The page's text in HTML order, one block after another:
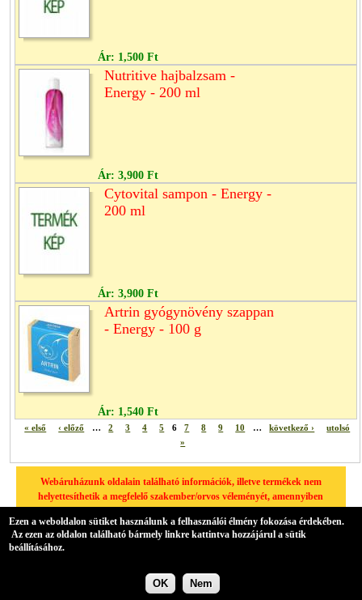
Ár: 1,500 Ft
Nutritive hajbalzsam -
Energy - 200 ml
Ár: 3,900 Ft
Cytovital sampon - Energy -
200 ml
Ár: 3,900 Ft
Artrin gyógynövény szappan
- Energy - 100 g
Ár: 1,540 Ft
« első ‹ előző … 2 3 4 5 6 7 8 9 10 … következő ›
utolsó
»
Webáruházunk oldalain található információk, illetve termékek nem
helyettesíthetik a megfelelő szakember/orvos véleményét, amennyiben
egészségügyi problémája van, kérjük minden esetben forduljon
háziorvosához.
A hátteret az Übercart biztosítja,
Ezen a weboldalon sütiket használunk a felhasználói élmény fokozása érdekében.
Az ezen az oldalon található bármely linkre kattintva hozzájárul a sütik
beállításához.
OK Nem